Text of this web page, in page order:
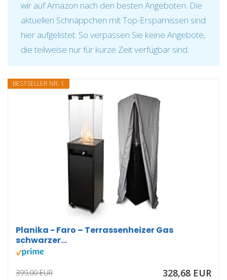
wir auf Amazon nach den besten Angeboten. Die
aktuellen Schnäppchen mit Top-Ersparnissen sind
hier aufgelistet. So verpassen Sie keine Angebote,
die teilweise nur für kurze Zeit verfügbar sind.
BESTSELLER NR. 1
Planika - Faro – Terrassenheizer Gas
schwarzer...
399,00 EUR 328,68 EUR